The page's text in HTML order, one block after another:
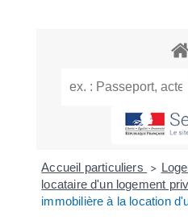
Accueil particuliers >
locataire d'un logement
immobilière à la location